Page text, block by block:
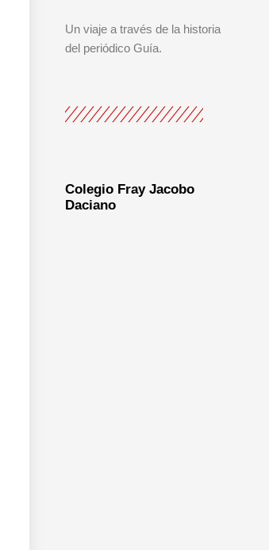
Un viaje a través de la historia
del periódico Guía.
Colegio Fray Jacobo
Daciano